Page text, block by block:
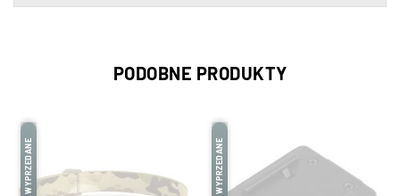
PODOBNE PRODUKTY
WYPRZEDANE WYPRZEDANE